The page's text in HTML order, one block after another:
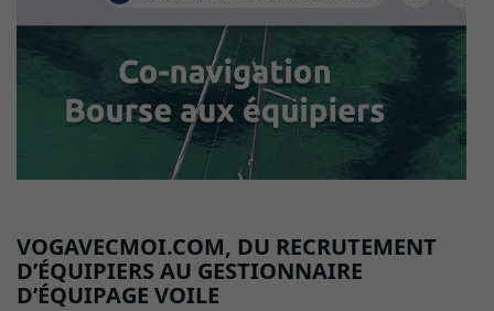
VOGAVECMOI.COM, DU RECRUTEMENT
D’ÉQUIPIERS AU GESTIONNAIRE
D’ÉQUIPAGE VOILE